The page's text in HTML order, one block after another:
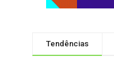
Tendências